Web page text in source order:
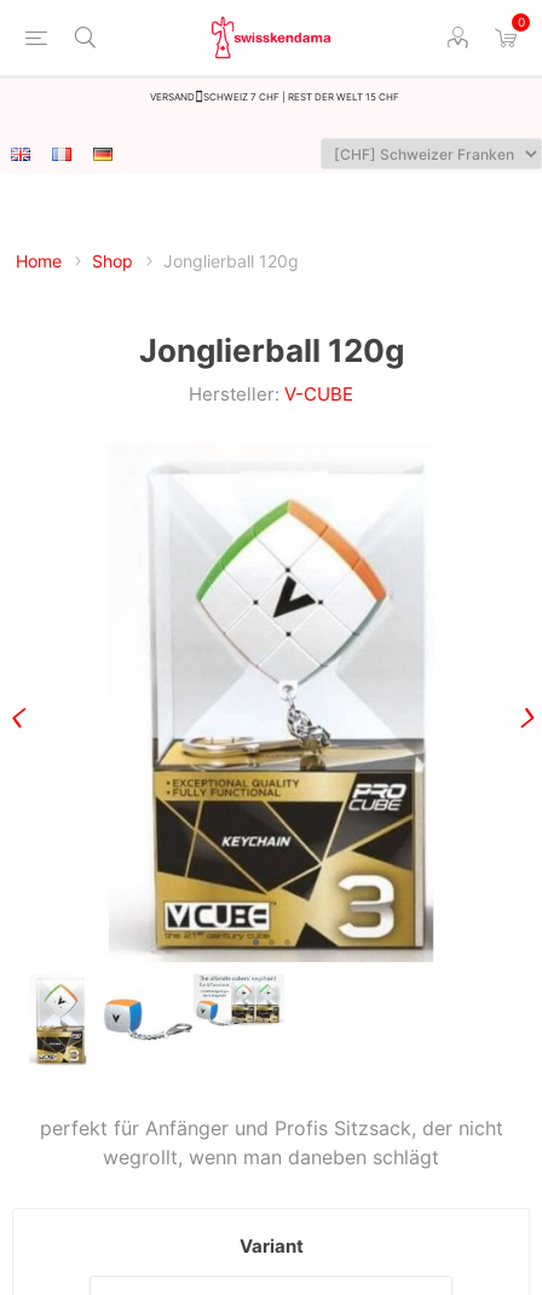
0
Versand Schweiz 7 CHF | Rest der Welt 15 CHF
Home Shop Jonglierball 120g
Jonglierball 120g
Hersteller: V-CUBE
perfekt für Anfänger und Profis Sitzsack, der nicht
wegrollt, wenn man daneben schlägt
Variant